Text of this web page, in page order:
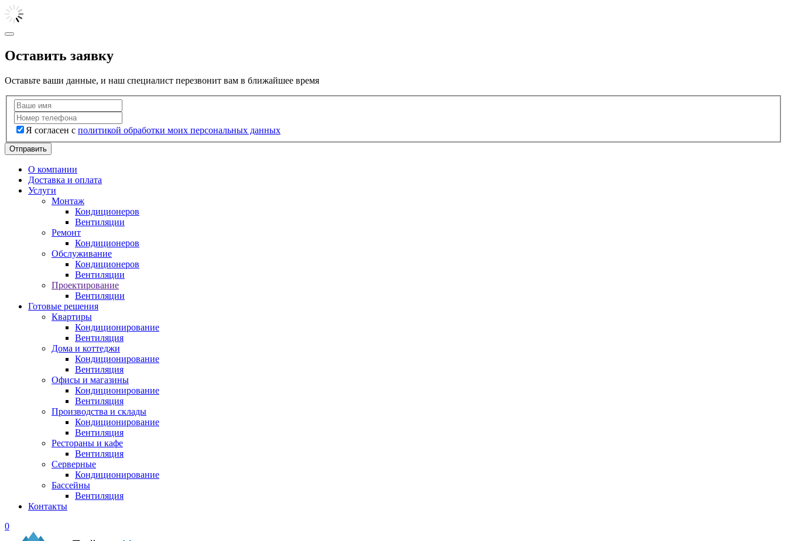
Оставить заявку
Оставьте ваши данные, и наш специалист перезвонит вам в ближайшее время
Я согласен с политикой обработки моих персональных данных
Отправить
О компании
Доставка и оплата
Услуги
Монтаж
Кондиционеров
Вентиляции
Ремонт
Кондиционеров
Обслуживание
Кондиционеров
Вентиляции
Проектирование
Вентиляции
Готовые решения
Квартиры
Кондиционирование
Вентиляция
Дома и коттеджи
Кондиционирование
Вентиляция
Офисы и магазины
Кондиционирование
Вентиляция
Производства и склады
Кондиционирование
Вентиляция
Рестораны и кафе
Вентиляция
Серверные
Кондиционирование
Бассейны
Вентиляция
Контакты
0